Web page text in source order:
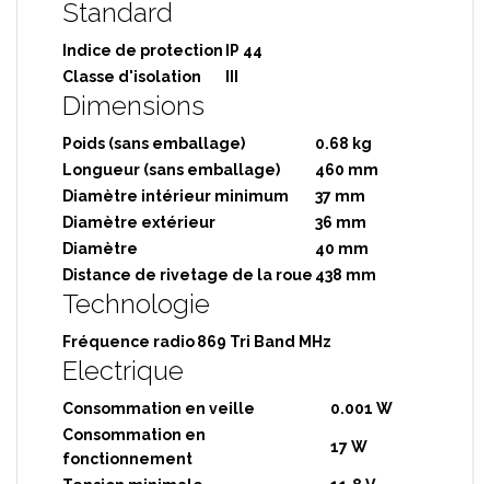
Standard
Indice de protection
IP 44
Classe d'isolation
Dimensions
Poids (sans emballage)
0.68 kg
Longueur (sans emballage)
460 mm
Diamètre intérieur minimum
37 mm
Diamètre extérieur
36 mm
Diamètre
40 mm
Distance de rivetage de la roue 438 mm
Technologie
Fréquence radio869 Tri Band MHz
Electrique
Consommation en veille
0.001 W
Consommation en
fonctionnement
17 W